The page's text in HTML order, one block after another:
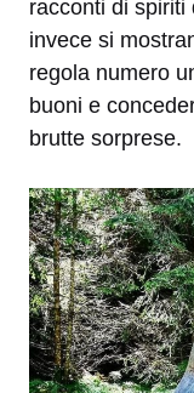
racconti di spiriti
invece si
regola numero
buoni e
brutte sorprese.